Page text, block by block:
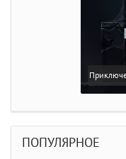
ПОПУЛЯРНОЕ